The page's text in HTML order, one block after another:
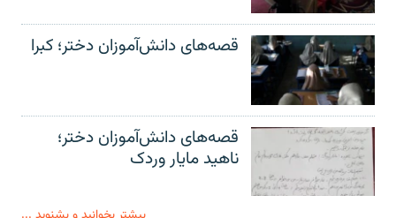
قصه‌های دانش‌آموزان دختر؛ کبرا
قصه‌های دانش‌آموزان دختر؛
ناهید مایار وردک